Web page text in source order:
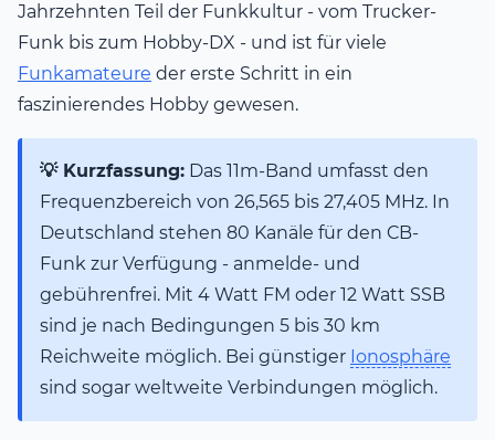
Jahrzehnten Teil der Funkkultur - vom Trucker-
Funk bis zum Hobby-DX - und ist für viele
Funkamateure der erste Schritt in ein
faszinierendes Hobby gewesen.
💡 Kurzfassung: Das 11m-Band umfasst den
Frequenzbereich von 26,565 bis 27,405 MHz. In
Deutschland stehen 80 Kanäle für den CB-
Funk zur Verfügung - anmelde- und
gebührenfrei. Mit 4 Watt FM oder 12 Watt SSB
sind je nach Bedingungen 5 bis 30 km
Reichweite möglich. Bei günstiger Ionosphäre
sind sogar weltweite Verbindungen möglich.